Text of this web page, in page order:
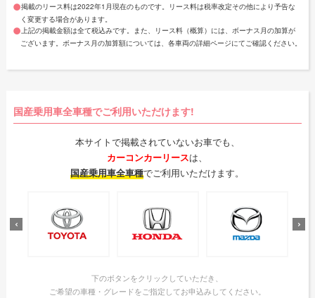
掲載のリース料は2022年1月現在のものです。リース料は税率改定その他により予告な
く変更する場合があります。
上記の掲載金額は全て税込みです。また、リース料（概算）には、ボーナス月の加算が
ございます。ボーナス月の加算額については、各車両の詳細ページにてご確認ください。
国産乗用車全車種でご利用いただけます!
本サイトで掲載されていないお車でも、
カーコンカーリースは、
国産乗用車全車種でご利用いただけます。
下のボタンをクリックしていただき、
ご希望の車種・グレードをご指定してお申込みしてください。